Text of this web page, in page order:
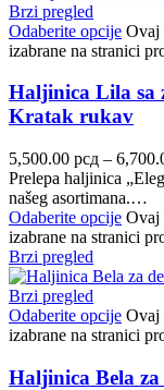
Brzi pregled
Odaberite opcije Ovaj
izabrane na stranici
Haljinica Lila sa
Kratak rukav
5,500.00 рсд –
Prelepa haljinica
našeg asortimana.…
Odaberite opcije Ovaj
izabrane na stranici
Brzi pregled
Brzi pregled
Odaberite opcije Ovaj
izabrane na stranici
Haljinica Bela